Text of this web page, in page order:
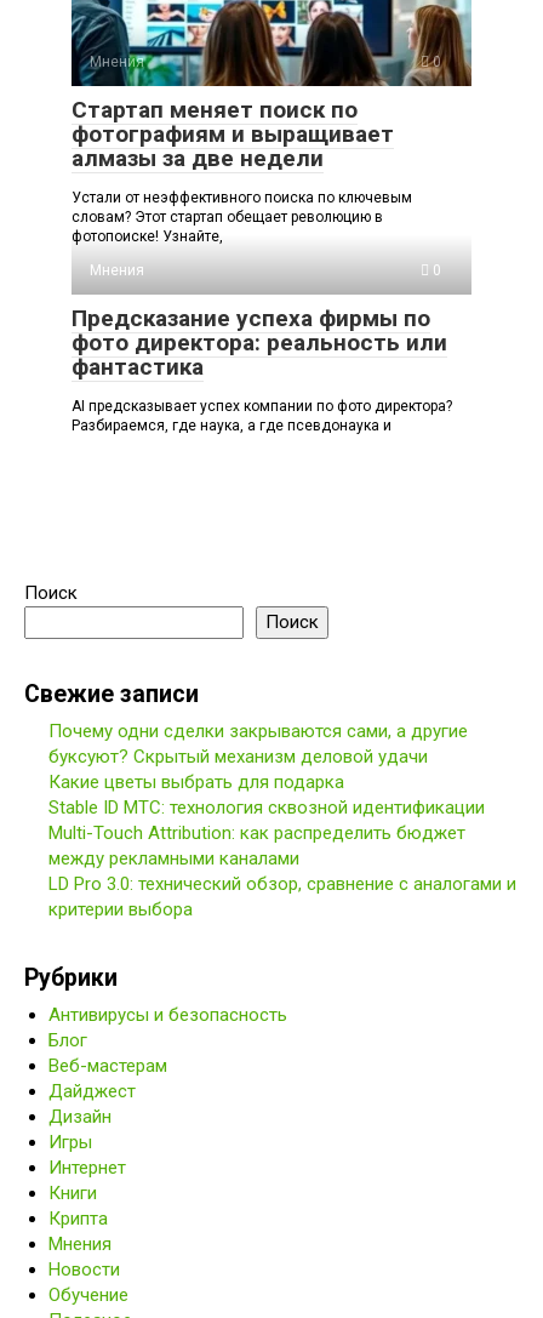
Мнения 0
Стартап меняет поиск по
фотографиям и выращивает
алмазы за две недели
Устали от неэффективного поиска по ключевым
словам? Этот стартап обещает революцию в
фотопоиске! Узнайте,
Мнения
0
Предсказание успеха фирмы по
фото директора: реальность или
фантастика
AI предсказывает успех компании по фото директора?
Разбираемся, где наука, а где псевдонаука и
Поиск
Поиск
Свежие записи
Почему одни сделки закрываются сами, а другие
буксуют? Скрытый механизм деловой удачи
Какие цветы выбрать для подарка
Stable ID МТС: технология сквозной идентификации
Multi-Touch Attribution: как распределить бюджет
между рекламными каналами
LD Pro 3.0: технический обзор, сравнение с аналогами и
критерии выбора
Рубрики
Антивирусы и безопасность
Блог
Веб-мастерам
Дайджест
Дизайн
Игры
Интернет
Книги
Крипта
Мнения
Новости
Обучение